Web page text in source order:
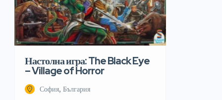
Настолна игра: The Black Eye
– Village of Horror
София, България